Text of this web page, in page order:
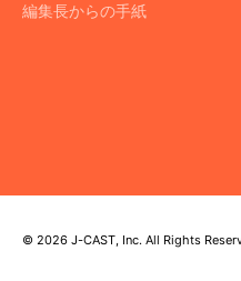
編集長からの手紙
© 2026 J-CAST, Inc. All Rights